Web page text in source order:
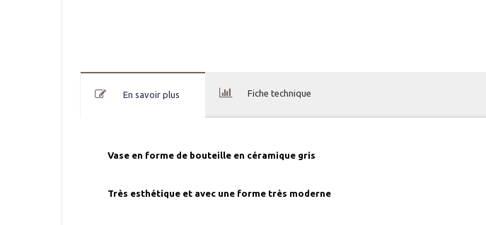
En savoir plus Fiche technique
Vase en forme de bouteille en céramique gris
Très esthétique et avec une forme très moderne